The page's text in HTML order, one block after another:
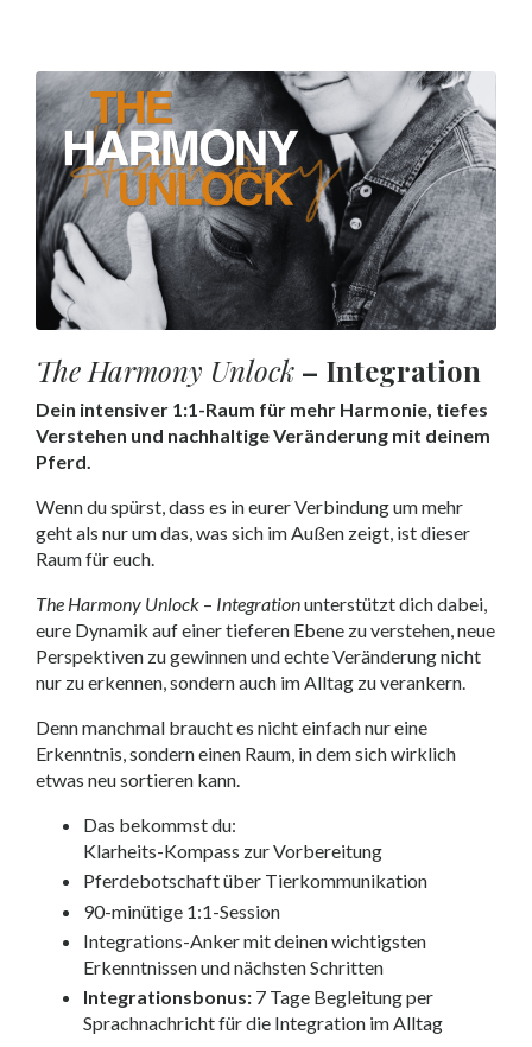
The Harmony Unlock – Integration
Dein intensiver 1:1-Raum für mehr Harmonie, tiefes
Verstehen und nachhaltige Veränderung mit deinem
Pferd.
Wenn du spürst, dass es in eurer Verbindung um mehr
geht als nur um das, was sich im Außen zeigt, ist dieser
Raum für euch.
The Harmony Unlock – Integrationunterstützt dich dabei,
eure Dynamik auf einer tieferen Ebene zu verstehen, neue
Perspektiven zu gewinnen und echte Veränderung nicht
nur zu erkennen, sondern auch im Alltag zu verankern.
Denn manchmal braucht es nicht einfach nur eine
Erkenntnis, sondern einen Raum, in dem sich wirklich
etwas neu sortieren kann.
Das bekommst du:
Klarheits-Kompass zur Vorbereitung
Pferdebotschaft über Tierkommunikation
90-minütige 1:1-Session
Integrations-Anker mit deinen wichtigsten
Erkenntnissen und nächsten Schritten
Integrationsbonus: 7 Tage Begleitung per
Sprachnachricht für die Integration im Alltag